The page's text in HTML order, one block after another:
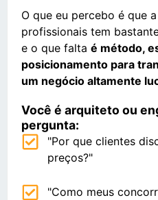
O que eu percebo é que
profissionais tem
e o que falta é método,
posicionamento para
um negócio altamente
Você é arquiteto ou
pergunta:
"Por que clientes
preços?"
"Como meus